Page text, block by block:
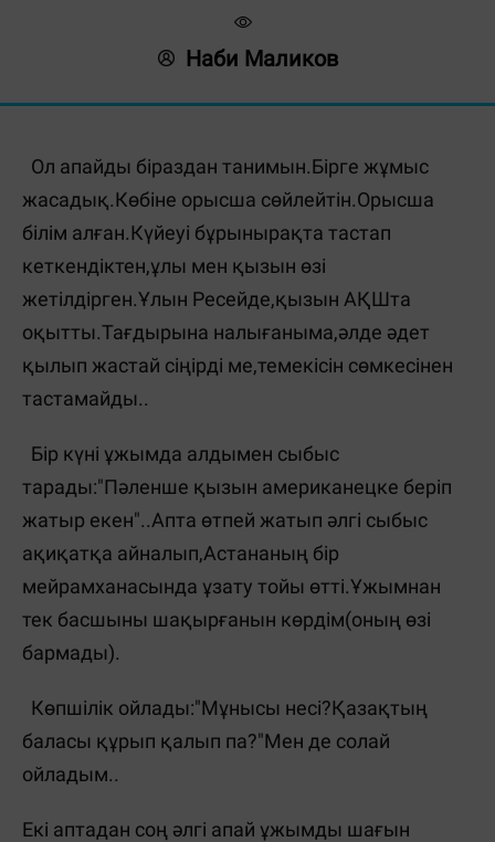
Наби Маликов
Ол апайды біраздан танимын.Бірге жұмыс
жасадық.Көбіне орысша сөйлейтін.Орысша
білім алған.Күйеуі бұрынырақта тастап
кеткендіктен,ұлы мен қызын өзі
жетілдірген.Ұлын Ресейде,қызын АҚШта
оқытты.Тағдырына налығаныма,әлде әдет
қылып жастай сіңірді ме,темекісін сөмкесінен
тастамайды..
Бір күні ұжымда алдымен сыбыс
тарады:"Пәленше қызын американецке беріп
жатыр екен"..Апта өтпей жатып әлгі сыбыс
ақиқатқа айналып,Астананың бір
мейрамханасында ұзату тойы өтті.Ұжымнан
тек басшыны шақырғанын көрдім(оның өзі
бармады).
Көпшілік ойлады:"Мұнысы несі?Қазақтың
баласы құрып қалып па?"Мен де солай
ойладым..
Екі аптадан соң әлгі апай ұжымды шағын